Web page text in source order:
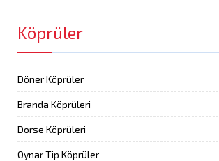
Köprüler
Döner Köprüler
Branda Köprüleri
Dorse Köprüleri
Oynar Tip Köprüler